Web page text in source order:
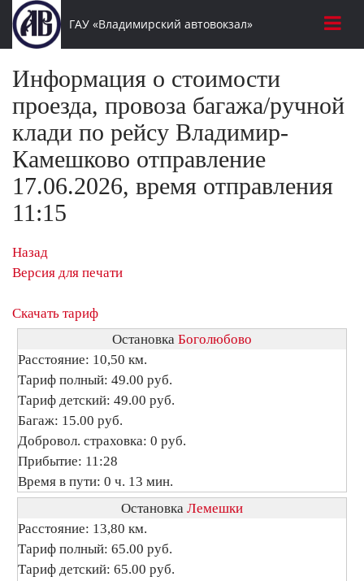
ГАУ «Владимирский автовокзал»
Информация о стоимости
проезда, провоза багажа/ручной
клади по рейсу Владимир-
Камешково отправление
17.06.2026, время отправления
11:15
Назад
Версия для печати
Скачать тариф
Остановка Боголюбово
Расстояние: 10,50 км.
Тариф полный: 49.00 руб.
Тариф детский: 49.00 руб.
Багаж: 15.00 руб.
Добровол. страховка: 0 руб.
Прибытие: 11:28
Время в пути: 0 ч. 13 мин.
Остановка Лемешки
Расстояние: 13,80 км.
Тариф полный: 65.00 руб.
Тариф детский: 65.00 руб.